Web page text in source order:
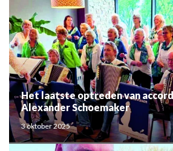
Het laatste optreden van
Alexander Schoemaker
3 oktober 2025